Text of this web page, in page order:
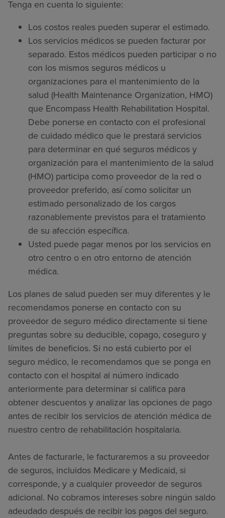
Tenga en cuenta lo siguiente:
Los costos reales pueden superar el estimado.
Los servicios médicos se pueden facturar por
separado. Estos médicos pueden participar o no
con los mismos seguros médicos u
organizaciones para el mantenimiento de la
salud (Health Maintenance Organization, HMO)
que Encompass Health Rehabilitation Hospital.
Debe ponerse en contacto con el profesional
de cuidado médico que le prestará servicios
para determinar en qué seguros médicos y
organización para el mantenimiento de la salud
(HMO) participa como proveedor de la red o
proveedor preferido, así como solicitar un
estimado personalizado de los cargos
razonablemente previstos para el tratamiento
de su afección específica.
Usted puede pagar menos por los servicios en
otro centro o en otro entorno de atención
médica.
Los planes de salud pueden ser muy diferentes y le
recomendamos ponerse en contacto con su
proveedor de seguro médico directamente si tiene
preguntas sobre su deducible, copago, coseguro y
límites de beneficios. Si no está cubierto por el
seguro médico, le recomendamos que se ponga en
contacto con el hospital al número indicado
anteriormente para determinar si califica para
obtener descuentos y analizar las opciones de pago
antes de recibir los servicios de atención médica de
nuestro centro de rehabilitación hospitalaria.
Antes de facturarle, le facturaremos a su proveedor
de seguros, incluidos Medicare y Medicaid, si
corresponde, y a cualquier proveedor de seguros
adicional. No cobramos intereses sobre ningún saldo
adeudado después de recibir los pagos del seguro.